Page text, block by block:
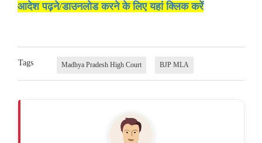
आदेश पढ़ने/डाउनलोड करने के लिए यहां क्लिक करें
Tags Madhya Pradesh High Court BJP MLA